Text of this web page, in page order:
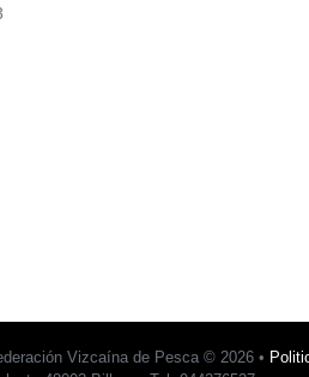
Vizcaína de Pesca © 2026 •